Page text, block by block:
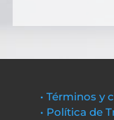
• Términos y
• Política de